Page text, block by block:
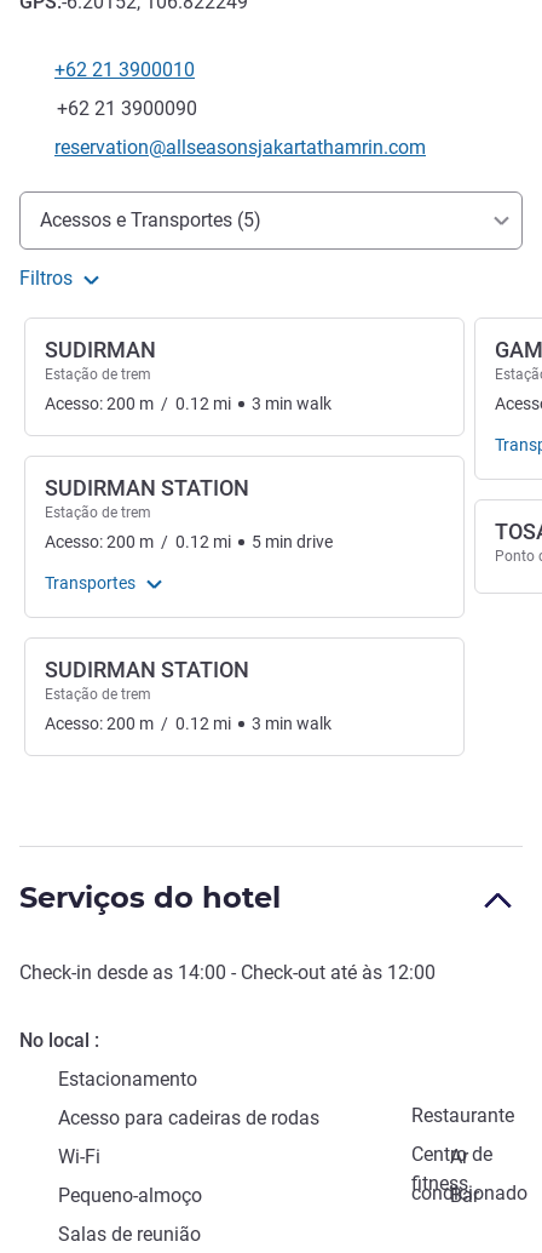
Telefone
+62 21 3900010
Fax
+62 21 3900090
E-mail de contacto
reservation@allseasonsjakartathamrin.com
Acesso e transporte
Acessos e Transportes (5)
Filtros
SUDIRMAN
Estação de trem
Acesso:200 m / 0.12 mi 3 min walk
SUDIRMAN STATION
Estação de trem
Acesso:200 m / 0.12 mi 5 min drive
Transportes
SUDIRMAN STATION
Estação de trem
Acesso:200 m / 0.12 mi 3 min walk
Ponto
Serviços do hotel
Check-in desde as 14:00 - Check-out até às 12:00
No local
Estacionamento
Restaurante
Acesso para cadeiras de rodas
Centro de
fitness
Wi-Fi
Ar
condicionado
Pequeno-almoço
Bar
Salas de reunião